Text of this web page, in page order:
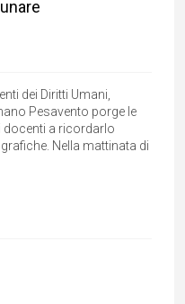
dei Diritti Umani,
Pesavento porge le
docenti a ricordarlo
Nella mattinata di